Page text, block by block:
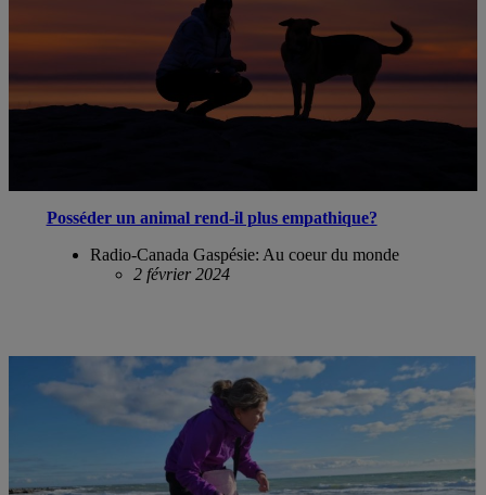
Posséder un animal rend-il plus empathique?
Radio-Canada Gaspésie: Au coeur du monde
2 février 2024